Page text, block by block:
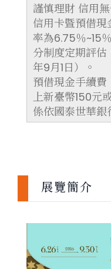
謹慎理財 信用
信用卡暨預借
率為6.75％~15
分制度定期評估
年9月1日）。
預借現金手續
上新臺幣150元
係依國泰世華銀
展覽簡介